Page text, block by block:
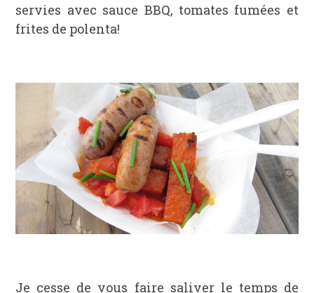
servies avec sauce BBQ, tomates fumées et
frites de polenta!
Je cesse de vous faire saliver le temps de